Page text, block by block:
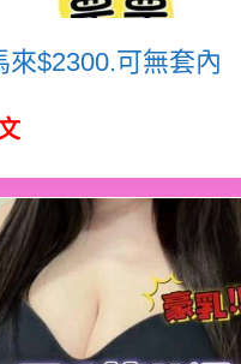
來$2300.可無套內